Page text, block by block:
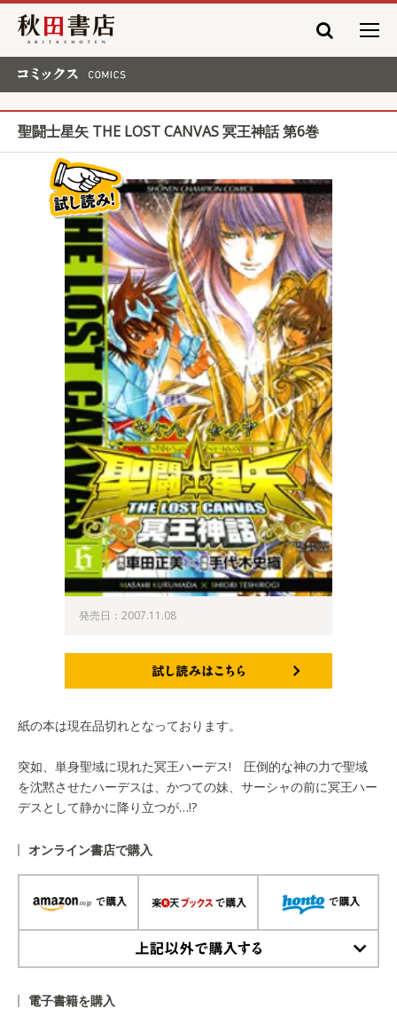
秋田書店
聖闘士星矢 THE LOST CANVAS 冥王神話 第6巻
発売日：2007.11.08
紙の本は現在品切れとなっております。
突如、単身聖域に現れた冥王ハーデス! 圧倒的な神の力で聖域
を沈黙させたハーデスは、かつての妹、サーシャの前に冥王ハー
デスとして静かに降り立つが…!?
オンライン書店で購入
電子書籍を購入